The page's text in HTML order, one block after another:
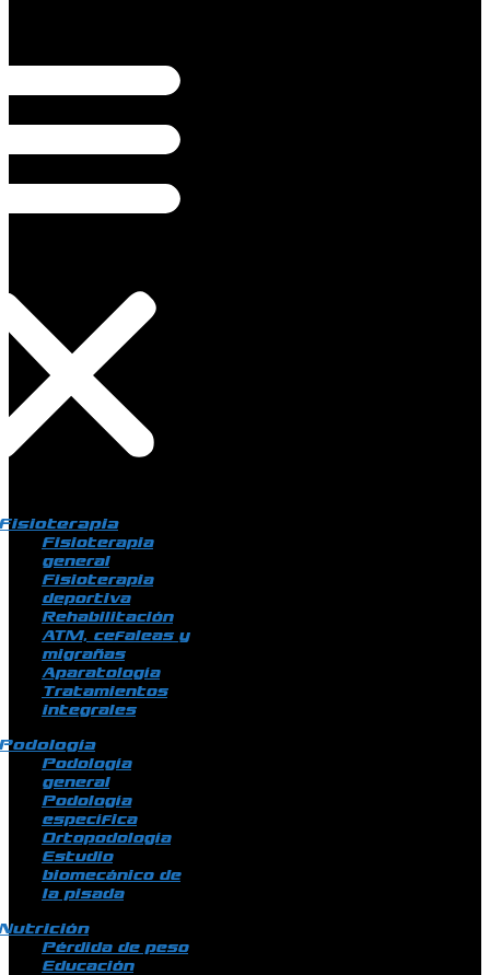
Fisioterapia
general
Fisioterapia
deportiva
Rehabilitación
ATM, cefaleas y
migrañas
Aparatología
Tratamientos
integrales
Podología
general
Podología
específica
Ortopodología
Estudio
biomecánico de
la pisada
Pérdida de peso
Educación